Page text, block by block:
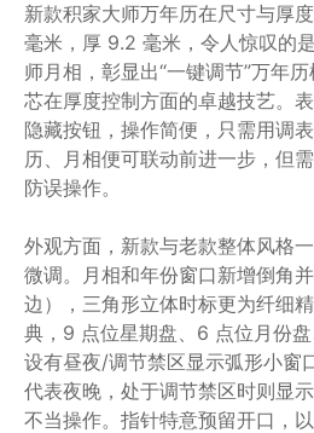
新款积家大师万年历在尺寸与厚
毫米，厚 9.2 毫米，令人惊叹的
师月相，彰显出“一键调节”万年
芯在厚度控制方面的卓越技艺。
隐藏按钮，操作简便，只需用调
历、月相便可联动前进一步，但
防误操作。
外观方面，新款与老款整体风格
微调。月相和年份窗口新增倒角
边），三角形立体时标更为纤细
典，9 点位星期盘、6 点位月份
设有昼夜/调节禁区显示弧形小窗
代表夜晚，处于调节禁区时则显
不当操作。指针特意预留开口，